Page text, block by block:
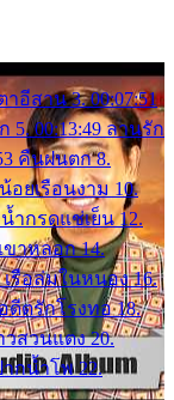
าอีสาน 3. 00:07:51
5. 00:13:49 ลานรัก
คืนฝนตก 8.
อยเรือนงาม 10.
ำกรดแช่เย็น 12.
ขาหลอก 14.
เรือล่มในหนอง 16.
ดีตรักโรงทอ 18.
วสวนแตง 20.
ากน้ำโพ 22.